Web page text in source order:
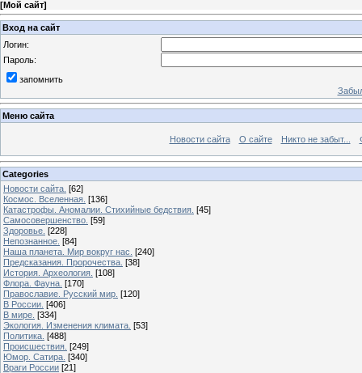
[Мой сайт]
Вход на сайт
Логин:
Пароль:
запомнить
Меню сайта
Новости сайта О сайте Никто не забыт...
Categories
Новости сайта. [62]
Космос. Вселенная. [136]
Катастрофы. Аномалии. Стихийные бедствия. [45]
Самосовершенство. [59]
Здоровье. [228]
Непознанное. [84]
Наша планета. Мир вокруг нас. [240]
Предсказания. Пророчества. [38]
История. Археология. [108]
Флора. Фауна. [170]
Православие. Русский мир. [120]
В России. [406]
В мире. [334]
Экология. Изменения климата. [53]
Политика. [488]
Происшествия. [249]
Юмор. Сатира. [340]
Враги России [21]